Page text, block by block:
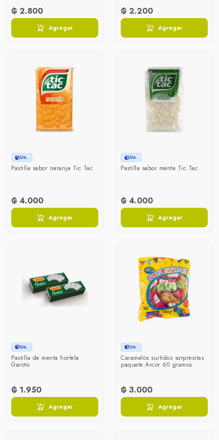
₲ 2.800
Agregar
₲ 2.200
Agregar
Un.
Pastilla sabor naranja Tic Tac
₲ 4.000
Agregar
Un.
Pastilla sabor menta Tic Tac
₲ 4.000
Agregar
Un.
Pastilla de menta hortela
Garoto
₲ 1.950
Agregar
Un.
Caramelos surtidos sorpresitas
paquete Arcor 60 gramos
₲ 3.000
Agregar